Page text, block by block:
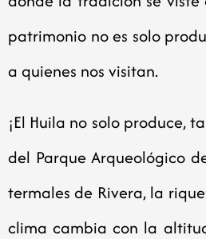
patrimonio no es solo
a quienes nos visitan.
¡El Huila no solo produce,
del Parque Arqueológico
termales de Rivera, la
clima cambia con la